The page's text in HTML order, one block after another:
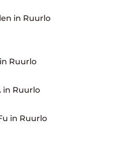
in Ruurlo
Ruurlo
in Ruurlo
in Ruurlo